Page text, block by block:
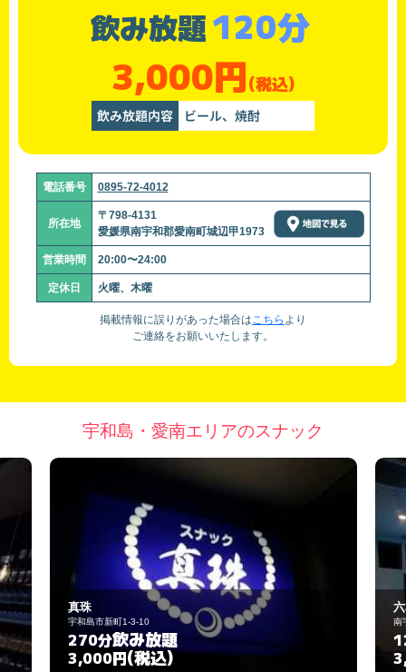
飲み放題120分
3,000円(税込)
飲み放題内容 ビール、焼酎
電話番号 0895-72-4012
所在地
〒798-4131
愛媛県南宇和郡愛南町城辺甲1973
営業時間 20:00〜24:00
定休日 火曜、木曜
掲載情報に誤りがあった場合はこちら より
ご連絡をお願いいたします。
宇和島・愛南エリアのスナック
真珠
宇和島市新町1-3-10
270分飲み放題
3,000円(税込)
南